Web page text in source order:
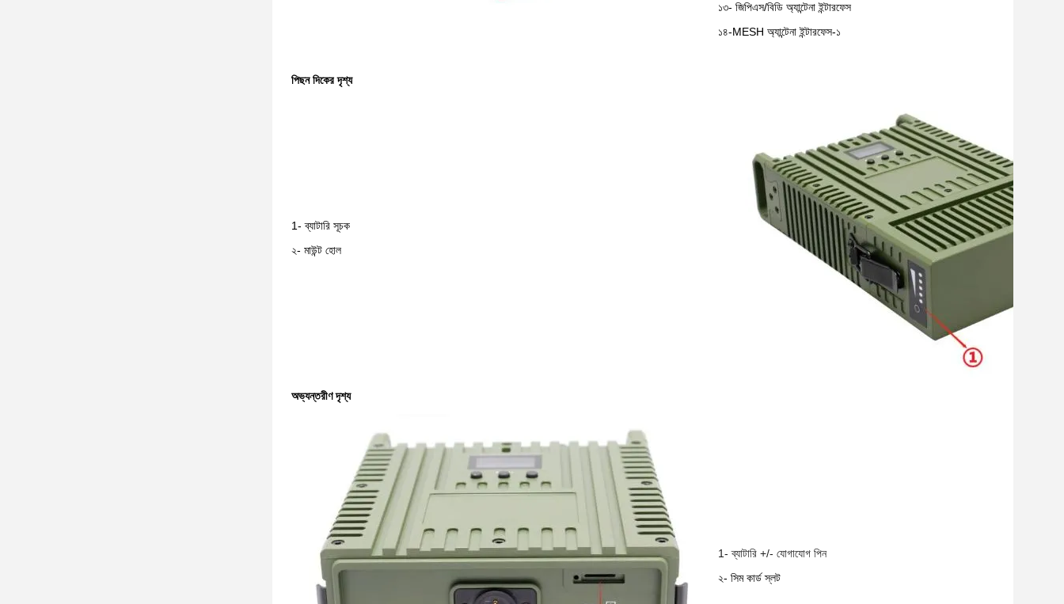
১৩- জিপিএস/বিডি অ্যান্টেনা ইন্টারফেস
১৪-MESH অ্যান্টেনা ইন্টারফেস-১
পিছন দিকের দৃশ্য
1- ব্যাটারি সূচক
২- মাউন্ট হোল
অভ্যন্তরীণ দৃশ্য
1- ব্যাটারি +/- যোগাযোগ পিন
২- সিম কার্ড স্লট